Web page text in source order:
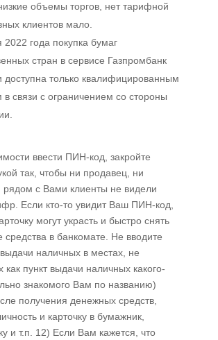
объемы торгов, нет тарифной
клиентов мало.
2022 года покупка бумаг
стран в сервисе Газпромбанк
доступна только квалифицированным
в связи с ограничением со стороны
ввести ПИН-код, закройте
так, чтобы ни продавец, ни
с Вами клиенты не видели
Если кто-то увидит Ваш ПИН-код,
могут украсть и быстро снять
средства в банкомате. Не вводите
наличных в местах, не
как пункт выдачи наличных какого-
знакомого Вам по названию)
получения денежных средств,
и карточку в бумажник,
и т.п. 12) Если Вам кажется, что